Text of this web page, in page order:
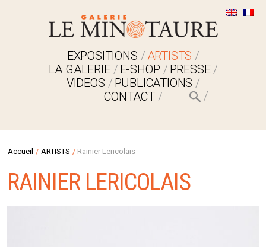
EXPOSITIONS
ARTISTS
LA GALERIE
E-SHOP
PRESSE
VIDEOS
PUBLICATIONS
CONTACT
Accueil / ARTISTS / Rainier Lericolais
RAINIER LERICOLAIS